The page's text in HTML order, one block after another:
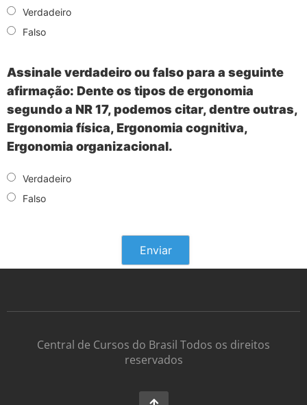
Verdadeiro
Falso
Assinale verdadeiro ou falso para a seguinte
afirmação: Dente os tipos de ergonomia
segundo a NR 17, podemos citar, dentre outras,
Ergonomia física, Ergonomia cognitiva,
Ergonomia organizacional.
Verdadeiro
Falso
Central de Cursos do Brasil Todos os direitos
reservados